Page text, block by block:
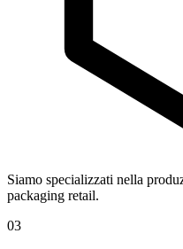
Siamo specializzati nella
packaging retail.
03